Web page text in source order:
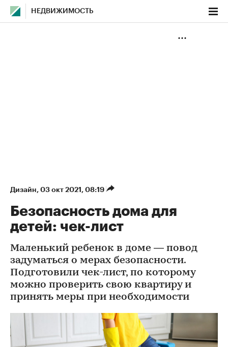
НЕДВИЖИМОСТЬ
Дизайн⁠, 03 окт 2021, 08:19
Безопасность дома для
детей: чек-лист
Маленький ребенок в доме — повод
задуматься о мерах безопасности.
Подготовили чек-лист, по которому
можно проверить свою квартиру и
принять меры при необходимости